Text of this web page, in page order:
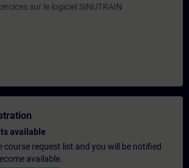
sur le logiciel SINUTRAIN
available
course request list and you will be notified
available.